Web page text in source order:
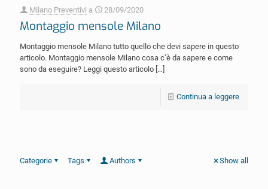
Milano Preventivi a 28/09/2020
Montaggio mensole Milano
Montaggio mensole Milano tutto quello che devi sapere in questo
articolo. Montaggio mensole Milano cosa c’è da sapere e come
sono da eseguire? Leggi questo articolo […]
Continua a leggere
Categorie Tags Authors Show all